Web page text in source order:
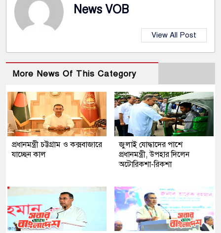
News VOB
View All Post
More News Of This Category
প্রধানমন্ত্রী চট্টগ্রাম ও কক্সবাজারে
যাচ্ছেন কাল
জুলাই যোদ্ধাদের পাশে
প্রধানমন্ত্রী, উপহার দিলেন
অটোরিকশা-রিকশা